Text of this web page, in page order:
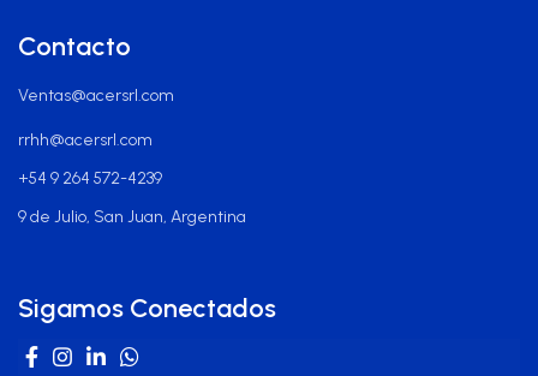
Contacto
Ventas@acersrl.com
rrhh@acersrl.com
+54 9 264 572-4239
9 de Julio, San Juan, Argentina
Sigamos Conectados